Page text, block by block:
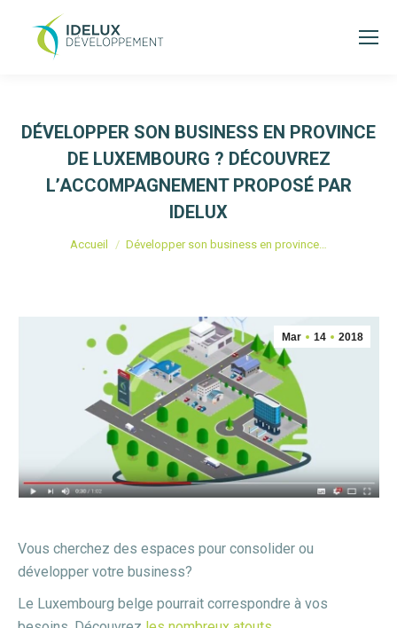
DÉVELOPPER SON BUSINESS EN PROVINCE
DE LUXEMBOURG ? DÉCOUVREZ
L’ACCOMPAGNEMENT PROPOSÉ PAR
IDELUX
Vous êtes ici :
Accueil Développer son business en province…
Mar 14 2018
Vous cherchez des espaces pour consolider ou
développer votre business?
Le Luxembourg belge pourrait correspondre à vos